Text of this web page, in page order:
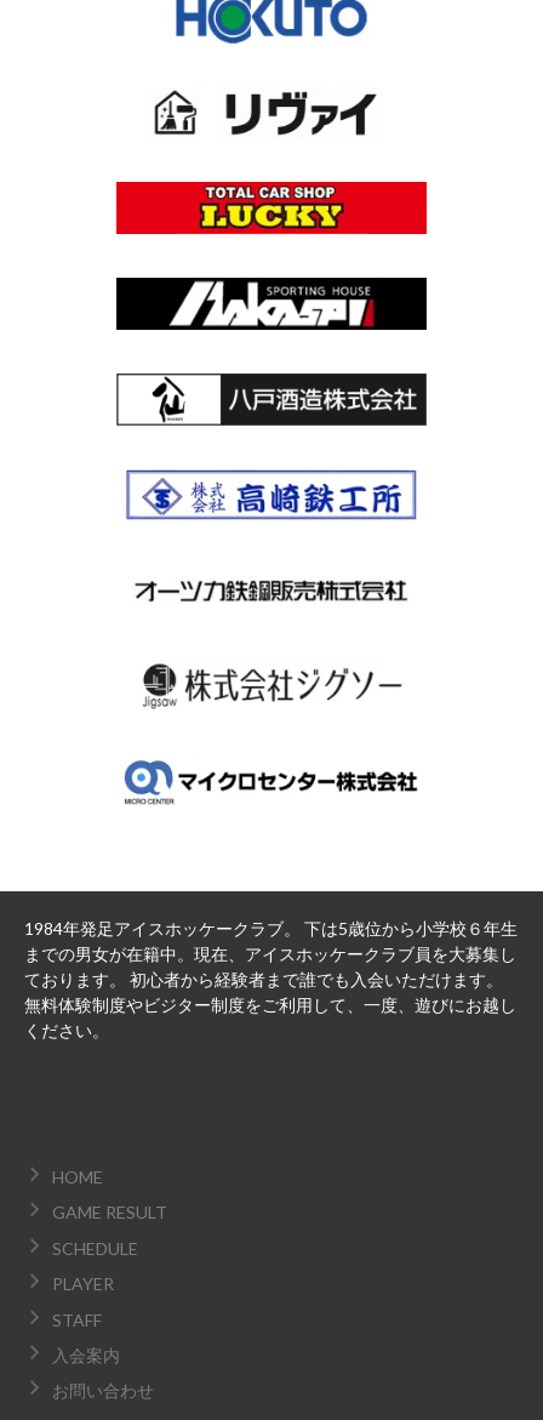
1984年発足アイスホッケークラブ。 下は5歳位から小学校６年生
までの男女が在籍中。現在、アイスホッケークラブ員を大募集し
ております。 初心者から経験者まで誰でも入会いただけます。
無料体験制度やビジター制度をご利用して、一度、遊びにお越し
ください。
HOME
GAME RESULT
SCHEDULE
PLAYER
STAFF
入会案内
お問い合わせ